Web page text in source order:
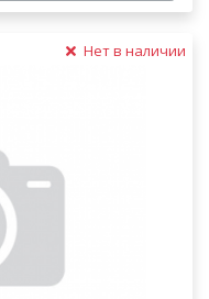
Нет в наличии